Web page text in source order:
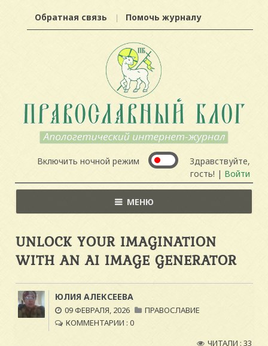
Обратная связь Помочь журналу
Включить ночной режим
Здравствуйте,
гость! | Войти
МЕНЮ
UNLOCK YOUR IMAGINATION
WITH AN AI IMAGE GENERATOR
ЮЛИЯ АЛЕКСЕЕВА
09 ФЕВРАЛЯ, 2026
ПРАВОСЛАВИЕ
КОММЕНТАРИИ : 0
ЧИТАЛИ : 33